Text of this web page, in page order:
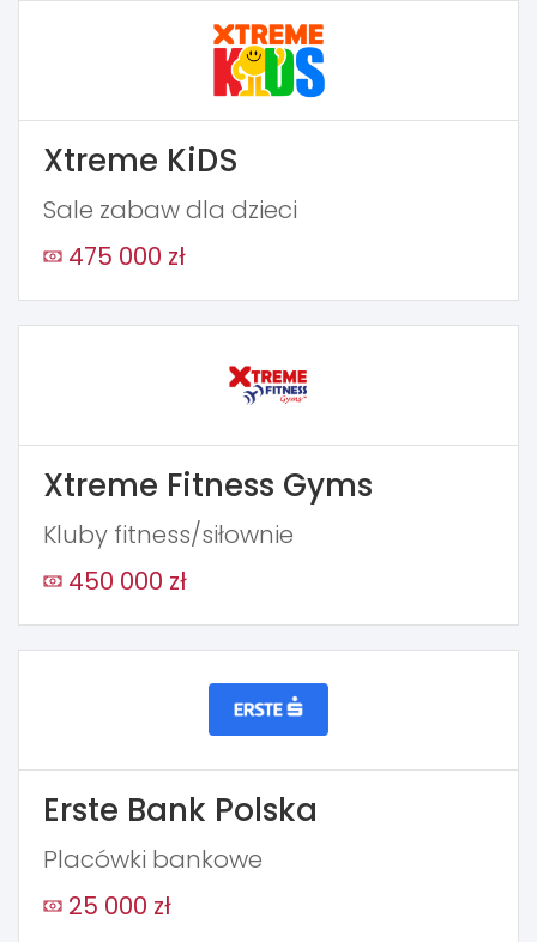
Xtreme KiDS
Sale zabaw dla dzieci
475 000 zł
Xtreme Fitness Gyms
Kluby fitness/siłownie
450 000 zł
Erste Bank Polska
Placówki bankowe
25 000 zł